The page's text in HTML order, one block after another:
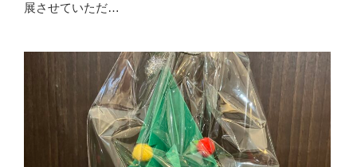
展させていただ…